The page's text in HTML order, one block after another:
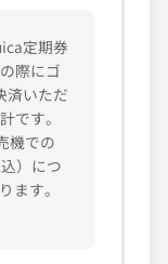
定期券
際にゴ
済いただ
です。
機での
）につ
ます。